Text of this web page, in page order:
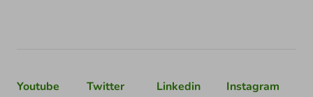
Youtube Twitter Linkedin Instagram